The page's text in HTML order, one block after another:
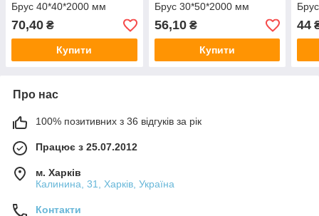
Брус 40*40*2000 мм
70,40 ₴
Купити
Брус 30*50*2000 мм
56,10₴
Купити
44
Про нас
100% позитивних з 36 відгуків за рік
Працює з 25.07.2012
м. Харків
Калинина, 31, Харків, Україна
Контакти